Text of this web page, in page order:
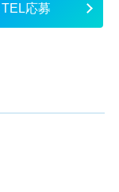
TEL応募